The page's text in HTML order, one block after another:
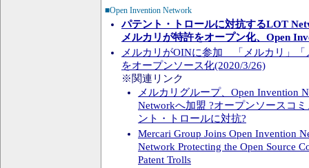
■Open Invention Network
パテント・トロールに対抗するLOT
メルカリが特許をオープン化、Open
メルカリがOINに参加 「メルカリ」「
をオープンソース化(2020/3/26)
※関連リンク
メルカリグループ、Open Invention
Networkへ加盟 ?オープンソースコ
ント・トロールに対抗?
Mercari Group Joins Open Invention
Network Protecting the Open Source
Patent Trolls